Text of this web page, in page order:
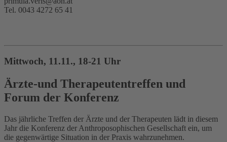
Tel. 0043 4272 65 41
Mittwoch, 11.11., 18-21 Uhr
Ärzte-und Therapeutentreffen und
Forum der Konferenz
Das jährliche Treffen der Ärzte und der Therapeuten lädt in diesem
Jahr die Konferenz der Anthroposophischen Gesellschaft ein, um
die gegenwärtige Situation in der Praxis wahrzunehmen.